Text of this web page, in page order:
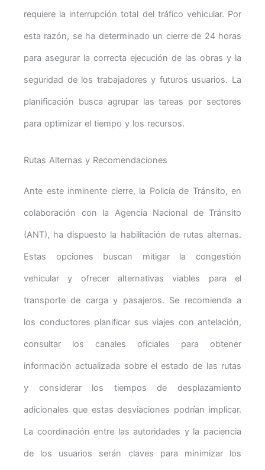
requiere la interrupción total del tráfico vehicular. Por
esta razón, se ha determinado un cierre de 24 horas
para asegurar la correcta ejecución de las obras y la
seguridad de los trabajadores y futuros usuarios. La
planificación busca agrupar las tareas por sectores
para optimizar el tiempo y los recursos.
Rutas Alternas y Recomendaciones
Ante este inminente cierre, la Policía de Tránsito, en
colaboración con la Agencia Nacional de Tránsito
(ANT), ha dispuesto la habilitación de rutas alternas.
Estas opciones buscan mitigar la congestión
vehicular y ofrecer alternativas viables para el
transporte de carga y pasajeros. Se recomienda a
los conductores planificar sus viajes con antelación,
consultar los canales oficiales para obtener
información actualizada sobre el estado de las rutas
y considerar los tiempos de desplazamiento
adicionales que estas desviaciones podrían implicar.
La coordinación entre las autoridades y la paciencia
de los usuarios serán claves para minimizar los